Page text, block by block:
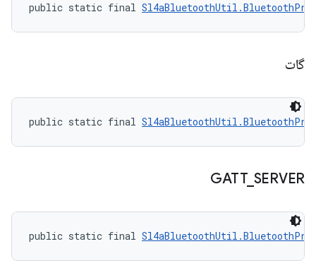
public static final
گات
public static final
GATT_ SERVER
public static final